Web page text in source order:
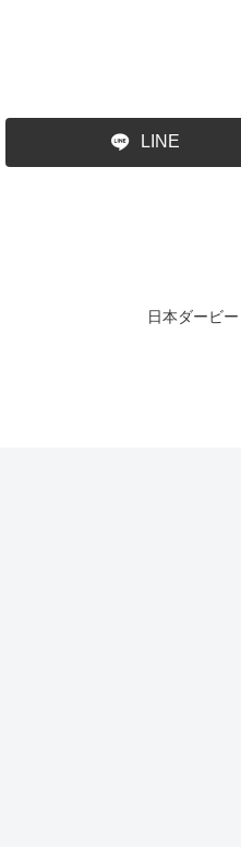
LINE
日本ダービー